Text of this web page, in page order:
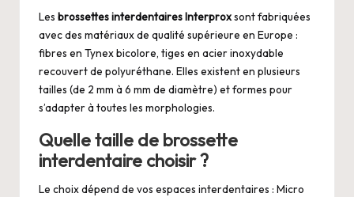
Les brossettes interdentaires Interproxsont fabriquées
avec des matériaux de qualité supérieure en Europe :
fibres en Tynex bicolore, tiges en acier inoxydable
recouvert de polyuréthane. Elles existent en plusieurs
tailles (de 2 mm à 6 mm de diamètre) et formes pour
s’adapter à toutes les morphologies.
Quelle taille de brossette
interdentaire choisir ?
Le choix dépend de vos espaces interdentaires : Micro